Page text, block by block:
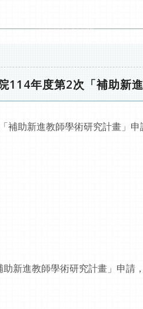
114年度第2次「補助新
補助新進教師學術研究計畫」申
新進教師學術研究計畫」申請